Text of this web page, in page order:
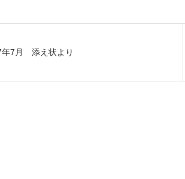
年7月 添え状より